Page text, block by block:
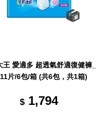
王 愛適多 超透氣舒適復健褲_
片/6包/箱 (共6包，共1箱)
$1,794